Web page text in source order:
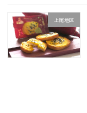
上尾地区